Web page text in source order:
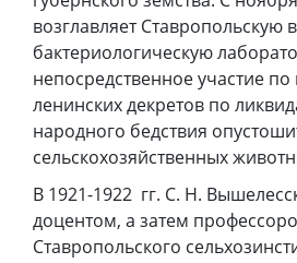
возглавляет Ставропольскую
бактериологическую
непосредственное участие
ленинских декретов по
народного бедствия
сельскохозяйственных
В 1921-1922 гг. С. Н.
доцентом, а затем
Ставропольского